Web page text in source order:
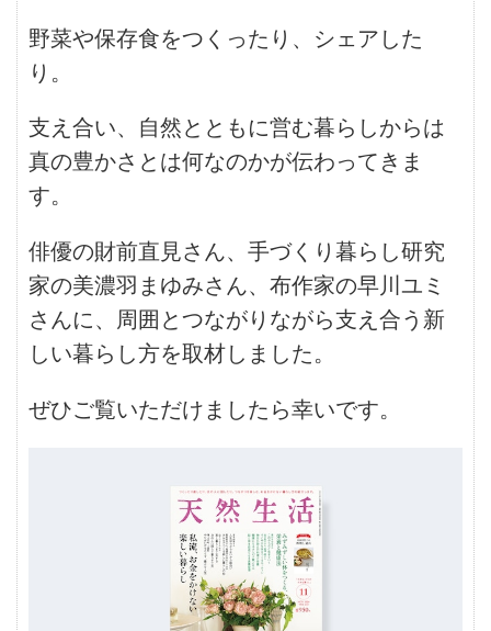
野菜や保存食をつくったり、シェアした
り。
支え合い、自然とともに営む暮らしからは
真の豊かさとは何なのかが伝わってきま
す。
俳優の財前直見さん、手づくり暮らし研究
家の美濃羽まゆみさん、布作家の早川ユミ
さんに、周囲とつながりながら支え合う新
しい暮らし方を取材しました。
ぜひご覧いただけましたら幸いです。